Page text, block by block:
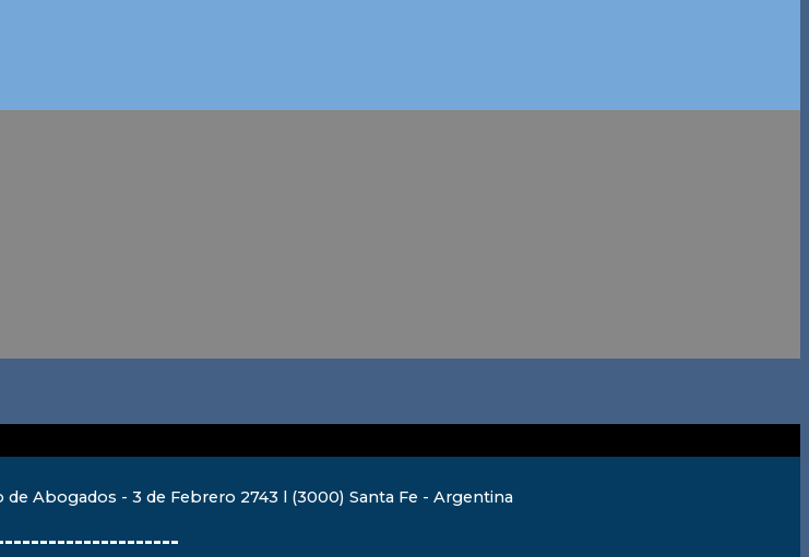
de Abogados - 3 de Febrero 2743 l (3000) Santa Fe - Argentina